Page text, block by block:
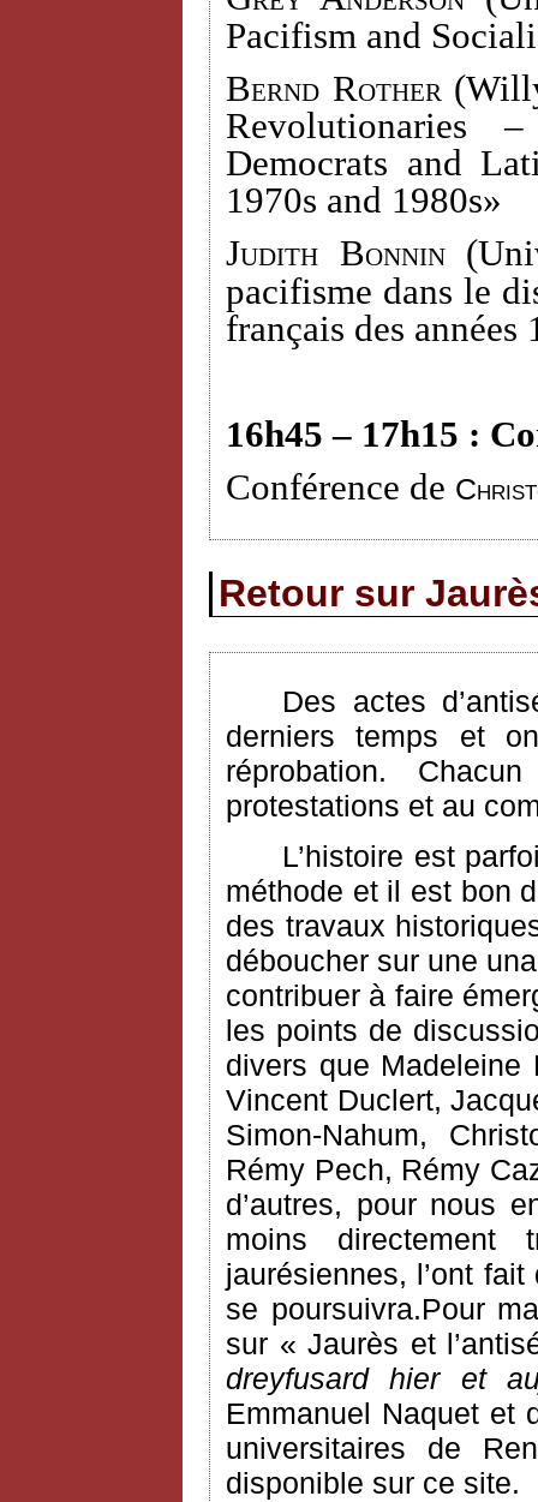
Pacifism and
Bernd Rother
Revolutionaries
Democrats and
1970s and 1980s»
Judith Bonnin (
pacifisme dans le
français des années
16h45 – 17h15 :
Conférence de
Retour sur
Des actes
derniers temps et
réprobation.
protestations et au
L’histoire est
méthode et il est bon
des travaux
déboucher sur une
contribuer à faire
les points de
divers que Madeleine
Vincent Duclert,
Simon-Nahum,
Rémy Pech, Rémy
d’autres, pour nous
moins
jaurésiennes, l’ont
se poursuivra.Pour
sur « Jaurès et
dreyfusard hier et
Emmanuel Naquet et
universitaires de
disponible sur ce site.